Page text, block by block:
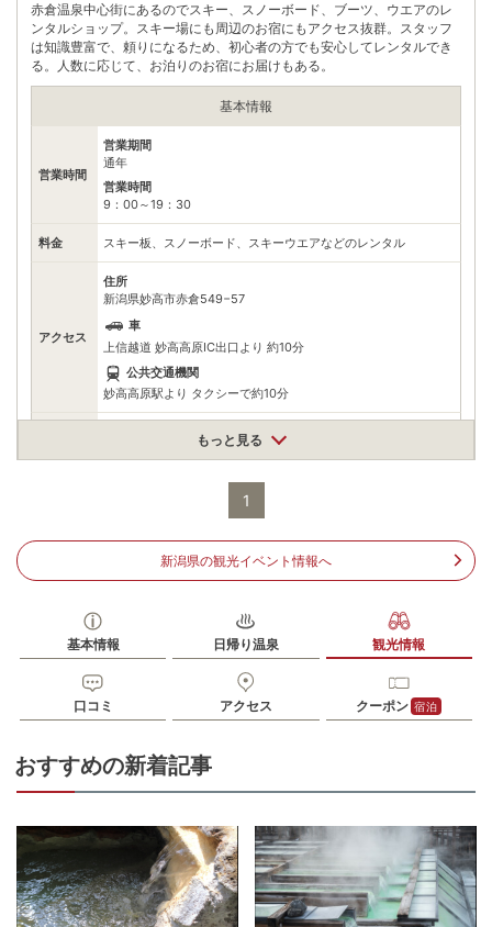
赤倉温泉中心街にあるのでスキー、スノーボード、ブーツ、ウエアのレ
ンタルショップ。スキー場にも周辺のお宿にもアクセス抜群。スタッフ
は知識豊富で、頼りになるため、初心者の方でも安心してレンタルでき
る。人数に応じて、お泊りのお宿にお届けもある。
基本情報
営業時間
営業期間
通年
営業時間
9：00～19：30
料金 スキー板、スノーボード、スキーウエアなどのレンタル
アクセス
住所
新潟県妙高市赤倉549−57
車
上信越道 妙高高原IC出口より 約10分
公共交通機関
妙高高原駅より タクシーで約10分
※ 掲載情報は変更になる場合があります。最新の内容はご利用前にご自身でお
※ 料金情報は税込・税抜表記が混ざっております。正しい金額はご利用前にご
自身でお問合せください。
もっと見る
1
新潟県の観光イベント情報へ
基本情報 日帰り温泉 観光情報
口コミ アクセス クーポン 宿泊
おすすめの新着記事